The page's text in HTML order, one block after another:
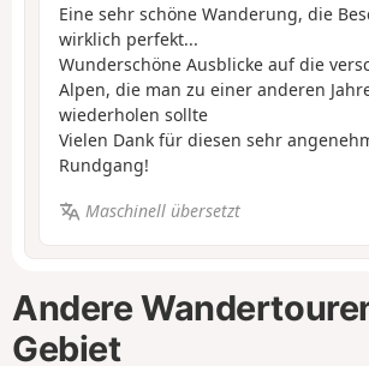
Eine sehr schöne Wanderung, die
wirklich perfekt...
Wunderschöne Ausblicke auf die
Alpen, die man zu einer anderen
wiederholen sollte
Vielen Dank für diesen sehr
Rundgang!
Maschinell übersetzt
Andere
Gebiet